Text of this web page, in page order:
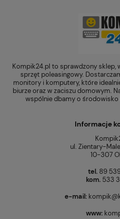
Kompik24.pl to sprawdzony sklep,
sprzęt poleasingowy.
monitory i komputery, które
biurze oraz w zaciszu domowym.
wspólnie dbamy o
Informacje
ul. Zientary-
10-307
tel. 89
kom. 533
e-mail:
www: